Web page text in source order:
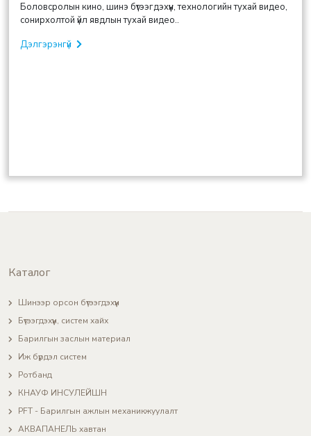
Боловсролын кино, шинэ бүтээгдэхүүн, технологийн тухай видео,
сонирхолтой үйл явдлын тухай видео..
Дэлгэрэнгүй
Каталог
Шинээр орсон бүтээгдэхүүн
Бүтээгдэхүүн, систем хайх
Барилгын заслын материал
Иж бүрдэл систем
Ротбанд
КНАУФ ИНСУЛЕЙШН
PFT - Барилгын ажлын механикжуулалт
АКВАПАНЕЛЬ хавтан